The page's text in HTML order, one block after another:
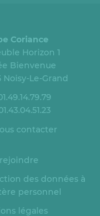
Coriance
Horizon 1
Bienvenue
Noisy-Le-Grand
contacter
des données à
personnel
légales